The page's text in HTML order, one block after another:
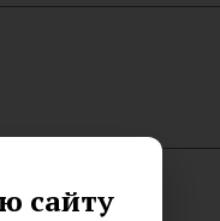
сайту